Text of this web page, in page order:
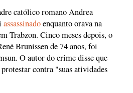
católico romano Andrea
assassinadoenquanto orava na
Trabzon. Cinco meses depois, o
Brunissen de 74 anos, foi
O autor do crime disse que
contra "suas atividades